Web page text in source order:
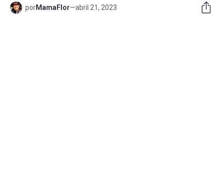
porMamaFlor—abril 21, 2023